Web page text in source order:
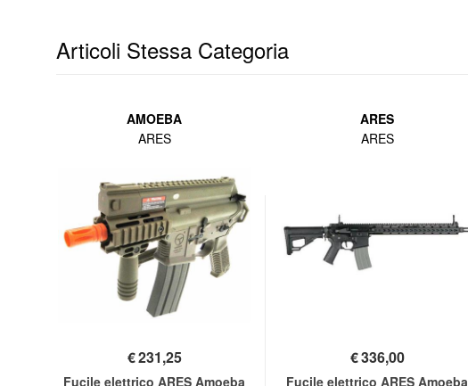
Articoli Stessa Categoria
AMOEBA
ARES
€231,25
Fucile elettrico ARES Amoeba
ARES
ARES
€336,00
Fucile elettrico ARES Amoeba